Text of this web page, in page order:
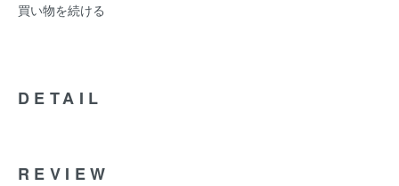
買い物を続ける
DETAIL
REVIEW